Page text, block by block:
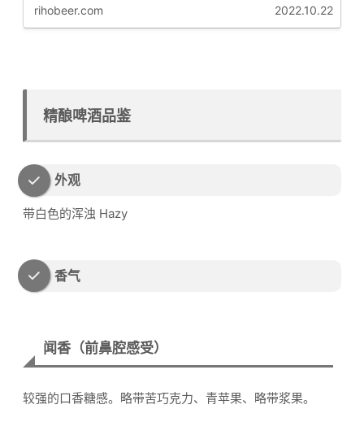
rihobeer.com 2022.10.22
精酿啤酒品鉴
外观
带白色的浑浊 Hazy
香气
闻香（前鼻腔感受）
较强的口香糖感。略带苦巧克力、青苹果、略带浆果。